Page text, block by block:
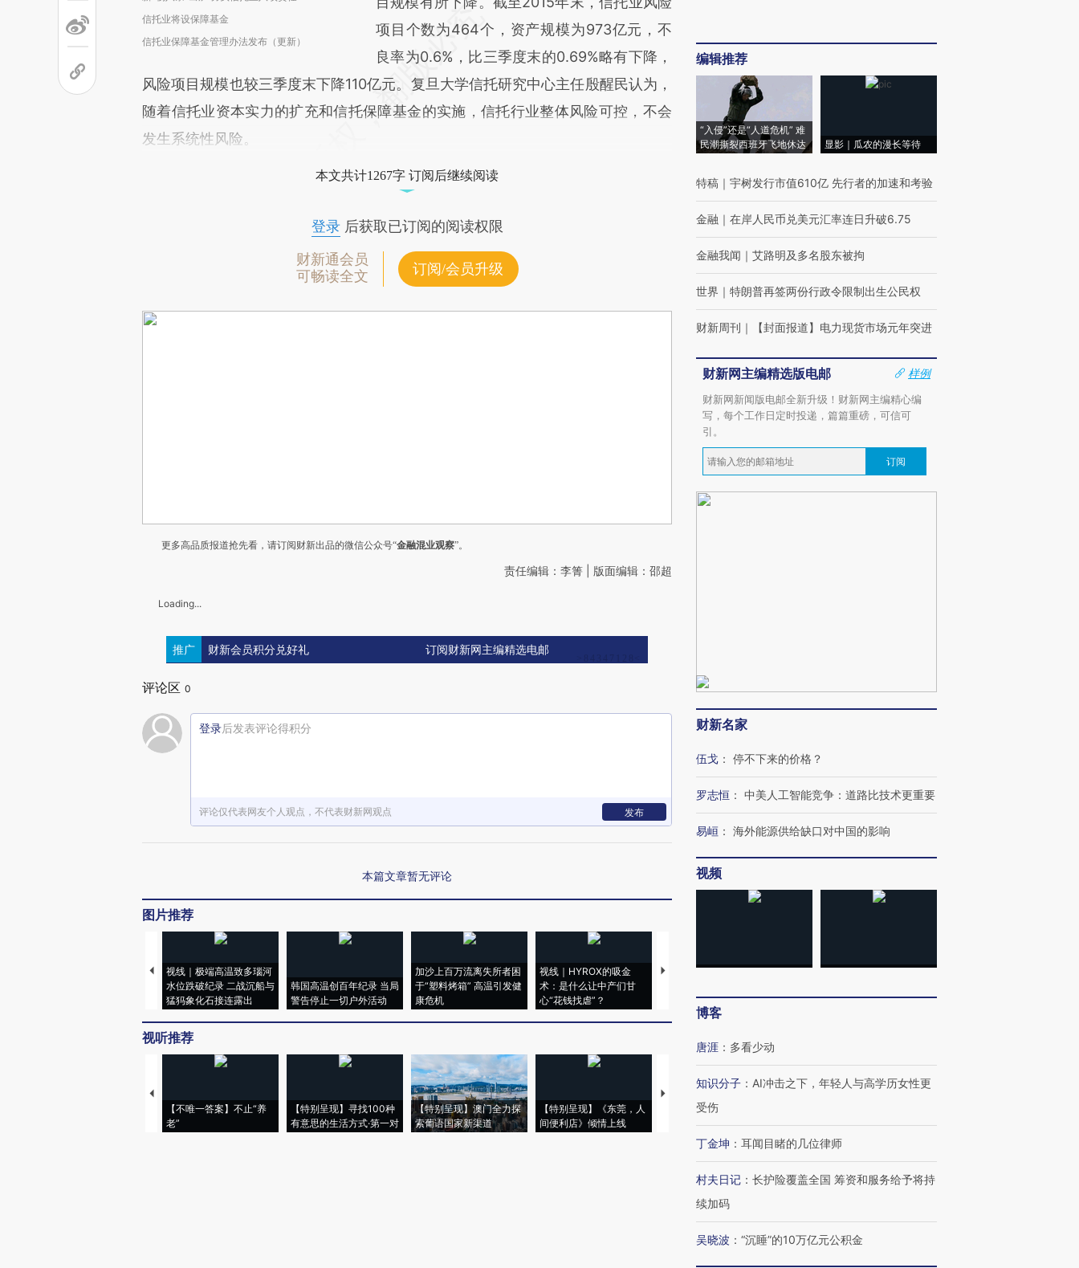
信托业将设保障基金
信托业保障基金管理办法发布（更新）
项目个数为464个，资产规模为973亿元，不
良率为0.6%，比三季度末的0.69%略有下降，
风险项目规模也较三季度末下降110亿元。复旦大学信托研究中心主任殷醒民认为，
随着信托业资本实力的扩充和信托保障基金的实施，信托行业整体风险可控，不会
发生系统性风险。
本文共计1267字 订阅后继续阅读
登录后获取已订阅的阅读权限
财新通会员
可畅读全文
订阅/会员升级
更多高品质报道抢先看，请订阅财新出品的微信公众号“金融混业观察”。
责任编辑：李箐 | 版面编辑：邵超
Loading...
推广 财新会员积分兑好礼 订阅财新网主编精选电邮
评论区 0
登录后发表评论得积分
评论仅代表网友个人观点，不代表财新网观点 发布
本篇文章暂无评论
图片推荐
视线｜极端高温致多瑙河
水位跌破纪录 二战沉船与
猛犸象化石接连露出
韩国高温创百年纪录 当局
警告停止一切户外活动
加沙上百万流离失所者困
于“塑料烤箱” 高温引发健
康危机
视线｜HYROX的吸金
术：是什么让中产们甘
心“花钱找虐”？
马航飞行员跨国走私7万
视线｜被称为“蟑螂”的印
育部长拱下台
视线｜“入侵”还是“人道危
飞地休达
视听推荐
【不唯一答案】不止“养
老”
【特别呈现】寻找100种
有意思的生活方式·第一对
【特别呈现】澳门全力探
索葡语国家新渠道
【特别呈现】《东莞，人
间便利店》倾情上线
【推广】走进第四届链博
会，让数智科技“链”接产
有意思的生活方式·第三对
住三大增长引擎是什么？
编辑推荐
“入侵”还是“人道危机” 难
民潮撕裂西班牙飞地休达
显影｜瓜农的漫长等待
特稿 ｜ 宇树发行市值610亿 先行者的加速和考验
金融 ｜ 在岸人民币兑美元汇率连日升破6.75
金融我闻 ｜ 艾路明及多名股东被拘
世界 ｜ 特朗普再签两份行政令限制出生公民权
财新周刊 ｜ 【封面报道】电力现货市场元年突进
财新网主编精选版电邮
样例
财新网新闻版电邮全新升级！财新网主编精心编
写，每个工作日定时投递，篇篇重磅，可信可
引。
订阅
财新名家
伍戈 ： 停不下来的价格？
罗志恒 ： 中美人工智能竞争：道路比技术更重要
易峘 ： 海外能源供给缺口对中国的影响
视频
博客
唐涯 ： 多看少动
知识分子 ： AI冲击之下，年轻人与高学历女性更
受伤
丁金坤 ： 耳闻目睹的几位律师
村夫日记 ： 长护险覆盖全国 筹资和服务给予将持
续加码
吴晓波 ： “沉睡”的10万亿元公积金